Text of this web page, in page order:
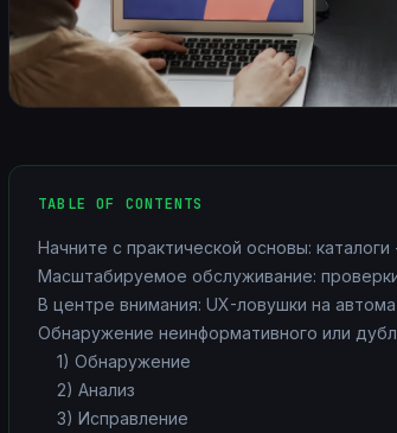
TABLE OF CONTENTS
Начните с практической основы: каталоги
Масштабируемое обслуживание:
В центре внимания: UX-ловушки на
Обнаружение неинформативного или
1) Обнаружение
2) Анализ
3) Исправление